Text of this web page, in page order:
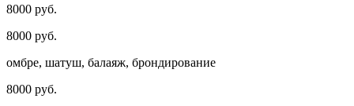
8000 руб.
8000 руб.
омбре, шатуш, балаяж, брондирование
8000 руб.